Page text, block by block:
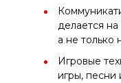
делается
а не только
Игровые
игры, песни